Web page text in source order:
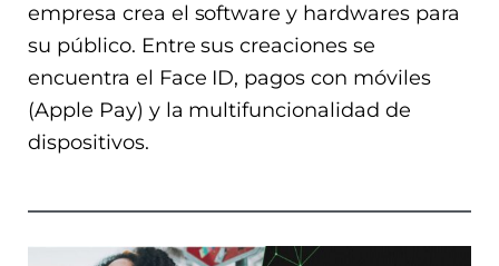
empresa crea el software y hardwares para
su público. Entre sus creaciones se
encuentra el Face ID, pagos con móviles
(Apple Pay) y la multifuncionalidad de
dispositivos.